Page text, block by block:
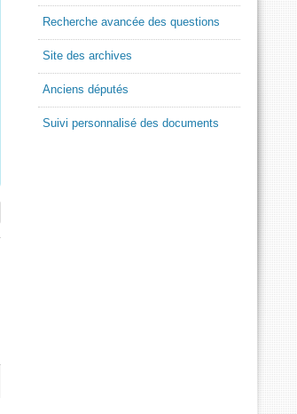
Recherche avancée des questions
Site des archives
Anciens députés
Suivi personnalisé des documents